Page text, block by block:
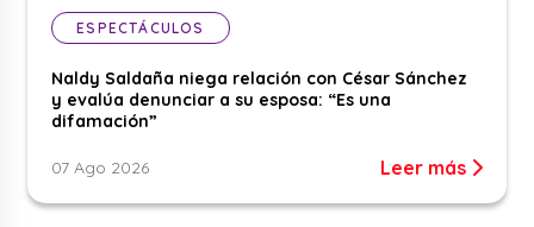
ESPECTÁCULOS
Naldy Saldaña niega relación con César Sánchez
y evalúa denunciar a su esposa: “Es una
difamación”
07 Ago 2026 Leer más